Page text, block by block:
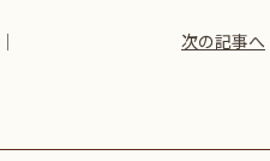
│ 次の記事へ